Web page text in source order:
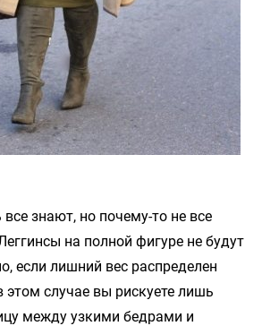
знают, но почему-то не все
на полной фигуре не будут
если лишний вес распределен
случае вы рискуете лишь
между узкими бедрами и